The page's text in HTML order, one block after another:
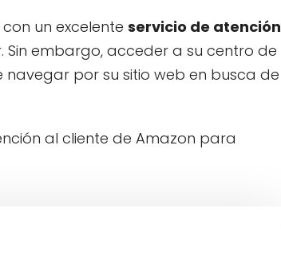
un excelente servicio de atención
embargo, acceder a su centro de
navegar por su sitio web en busca de
al cliente de Amazon para